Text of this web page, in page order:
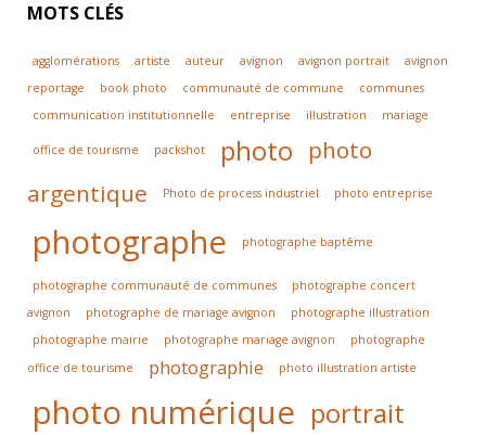
MOTS CLÉS
agglomérations artiste auteur avignon avignon portrait
avignon
reportage
book photo communauté de commune
communes
communication institutionnelle
entreprise illustration mariage
office de tourisme packshot photo
photo
argentique
Photo de process industriel photo entreprise
photographe photographe baptême
photographe communauté de communes
photographe concert
avignon
photographe de mariage avignon
photographe illustration
photographe mairie
photographe mariage avignon
photographe
office de tourisme
photographie photo illustration artiste
photo numérique portrait